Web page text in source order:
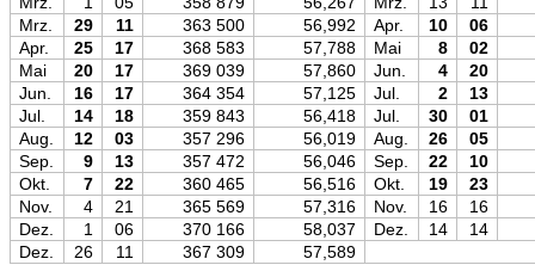
Mrz.
29 11 363 500 56,992 Apr. 10
06
Apr.
25 17 368 583 57,788 Mai 8
02
Mai
20 17 369 039 57,860 Jun. 4
20
Jun.
16 17 364 354 57,125 Jul. 2
13
Jul.
14 18 359 843 56,418 Jul. 30
01
Aug.
12 03 357 296 56,019 Aug. 26
05
Sep.
9 13 357 472 56,046 Sep. 22
10
Okt.
7 22 360 465 56,516 Okt. 19
23
Nov.
4 21 365 569 57,316 Nov. 16
16
Dez.
1 06 370 166 58,037 Dez. 14
14
Dez.
26 11 367 309 57,589